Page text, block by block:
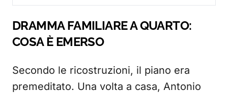
DRAMMA FAMILIARE A QUARTO:
COSA È EMERSO
Secondo le ricostruzioni, il piano era
premeditato. Una volta a casa, Antonio